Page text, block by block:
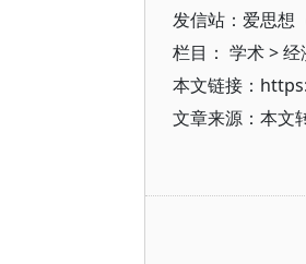
发信站：爱思想
栏目： 学术>经
本文链接：
文章来源：本文